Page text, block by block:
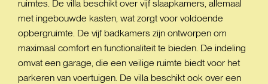
ruimtes. De villa beschikt over vijf slaapkamers, allemaal
met ingebouwde kasten, wat zorgt voor voldoende
opbergruimte. De vijf badkamers zijn ontworpen om
maximaal comfort en functionaliteit te bieden. De indeling
omvat een garage, die een veilige ruimte biedt voor het
parkeren van voertuigen. De villa beschikt ook over een